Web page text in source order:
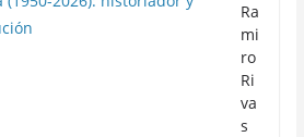
Ra
mi
ro
Ri
va
s